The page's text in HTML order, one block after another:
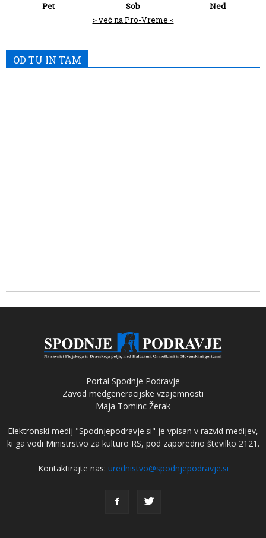
Pet
Sob
Ned
> več na Pro-Vreme <
OD TU IN TAM
Portal Spodnje Podravje
Zavod medgeneracijske vzajemnosti
Maja Tominc Žerak
Elektronski medij "Spodnjepodravje.si" je vpisan v razvid medijev,
ki ga vodi Ministrstvo za kulturo RS, pod zaporedno številko 2121.
Kontaktirajte nas: urednistvo@spodnjepodravje.si